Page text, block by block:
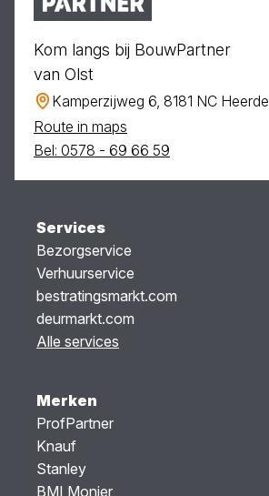
Kom langs bij BouwPartner
van Olst
Kamperzijweg 6, 8181 NC Heerde
Route in maps
Bel: 0578 - 69 66 59
Services
Bezorgservice
Verhuurservice
bestratingsmarkt.com
deurmarkt.com
Alle services
Merken
ProfPartner
Knauf
Stanley
BMI Monier